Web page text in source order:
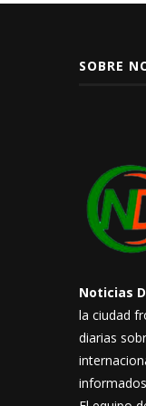
SOBRE
Noticias
la ciudad
diarias